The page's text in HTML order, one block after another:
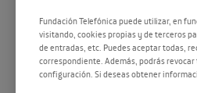
Ecología,
movilidad y
Fundación Telefónica puede utilizar, en
visitando, cookies propias y de terceros
de entradas, etc. Puedes aceptar todas,
correspondiente. Además, podrás
configuración. Si deseas obtener